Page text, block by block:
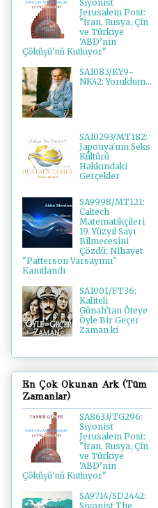
Siyonist
Jerusalem Post:
"İran, Rusya, Çin
ve Türkiye
'ABD’nin
Çöküşü'nü Kutluyor"
SA1083/KY9-
NK42: Yoruldum...
SA10293/MT182:
Japonya'nın Seks
Kültürü
Hakkındaki
Gerçekler
SA9998/MT121:
Caltech
Matematikçileri
19. Yüzyıl Sayı
Bilmecesini
Çözdü; Nihayet
"Patterson Varsayımı"
Kanıtlandı
SA1001/FT36:
Kaliteli
Günah’tan Öteye
Öyle Bir Geçer
Zaman ki
En Çok Okunan Ark (Tüm
Zamanlar)
SA8633/TG296:
Siyonist
Jerusalem Post:
"İran, Rusya, Çin
ve Türkiye
'ABD’nin
Çöküşü'nü Kutluyor"
SA9714/SD2442:
Siyonist The